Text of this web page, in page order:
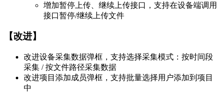
增加暂停上传、继续上传接口，支持在设备端调用
接口暂停/继续上传文件
【改进】
改进设备采集数据弹框，支持选择采集模式：按时间段
采集 / 按文件路径采集数据
改进项目添加成员弹框，支持批量选择用户添加到项目
中